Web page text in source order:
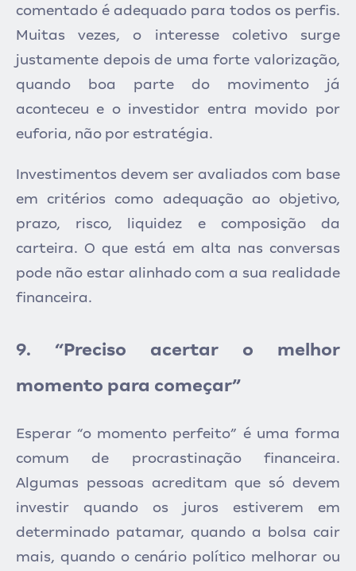
comentado é adequado para todos os perfis.
Muitas vezes, o interesse coletivo surge
justamente depois de uma forte valorização,
quando boa parte do movimento já
aconteceu e o investidor entra movido por
euforia, não por estratégia.
Investimentos devem ser avaliados com base
em critérios como adequação ao objetivo,
prazo, risco, liquidez e composição da
carteira. O que está em alta nas conversas
pode não estar alinhado com a sua realidade
financeira.
9. “Preciso acertar o melhor
momento para começar”
Esperar “o momento perfeito” é uma forma
comum de procrastinação financeira.
Algumas pessoas acreditam que só devem
investir quando os juros estiverem em
determinado patamar, quando a bolsa cair
mais, quando o cenário político melhorar ou